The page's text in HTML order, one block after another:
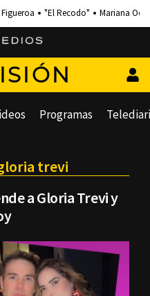
"El Recodo" Mariana
Programas
trevi
a Gloria Trevi y